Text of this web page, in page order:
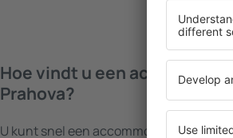
Hoe vindt u een
Prahova?
U kunt snel een accommodatie in